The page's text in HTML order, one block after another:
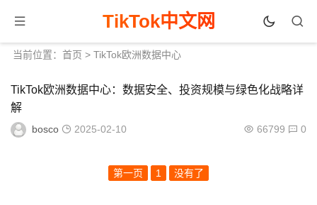
TikTok中文网
当前位置： 首页 > TikTok欧洲数据中心
TikTok欧洲数据中心：数据安全、投资规模与绿色化战略详
解
bosco 2025-02-10 66799 0
第一页 1 没有了